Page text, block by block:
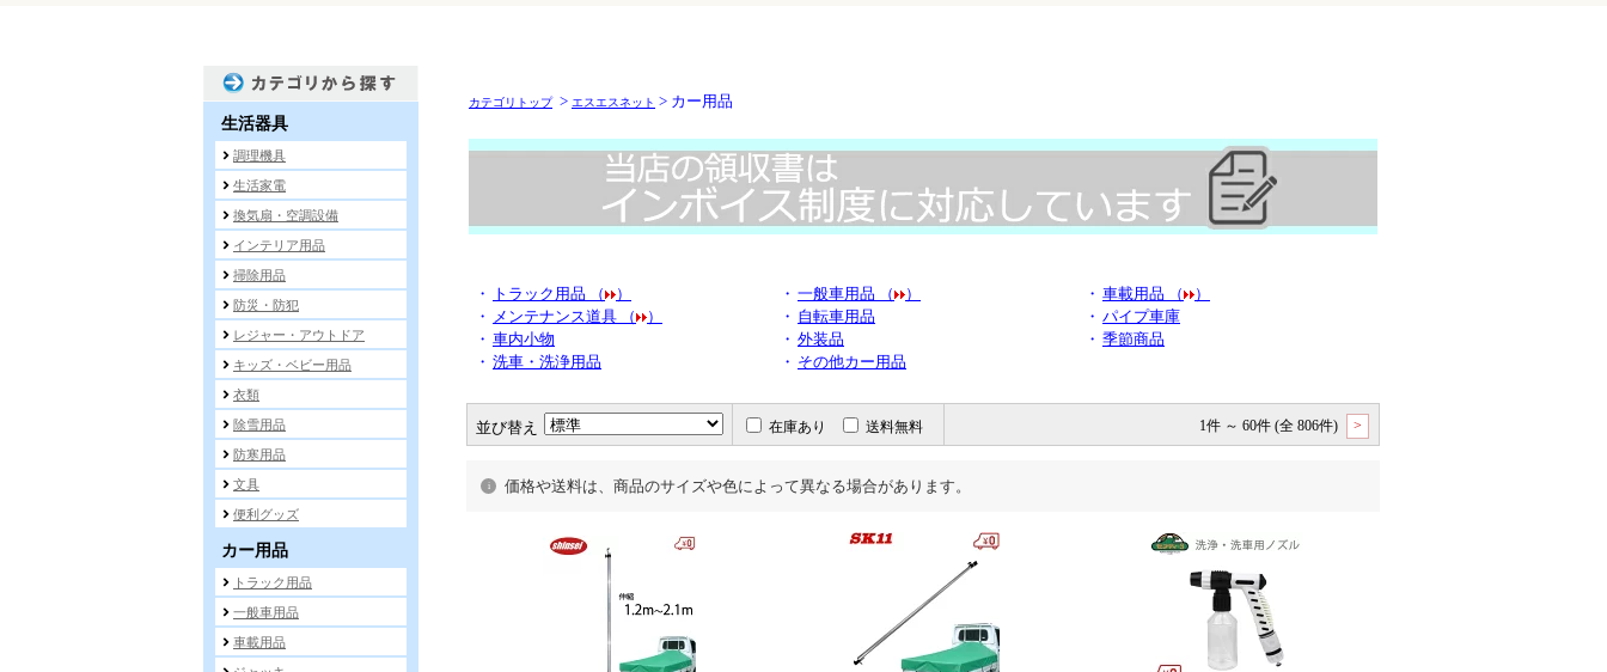
カテゴリトップ> エスエスネット > カー用品
・ トラック用品 （ ） ・ 一般車用品 （ ） ・ 車載用品 （
）
・
メンテナンス道具 （ ） ・ 自転車用品 ・ パイプ車庫
・ 車内小物 ・ 外装品 ・ 季節商品
・ 洗車・洗浄用品 ・ その他カー用品
並び替え 在庫あり 送料無料 1件 ～ 60件 (全 806件) >
価格や送料は、商品のサイズや色によって異なる場合があります。